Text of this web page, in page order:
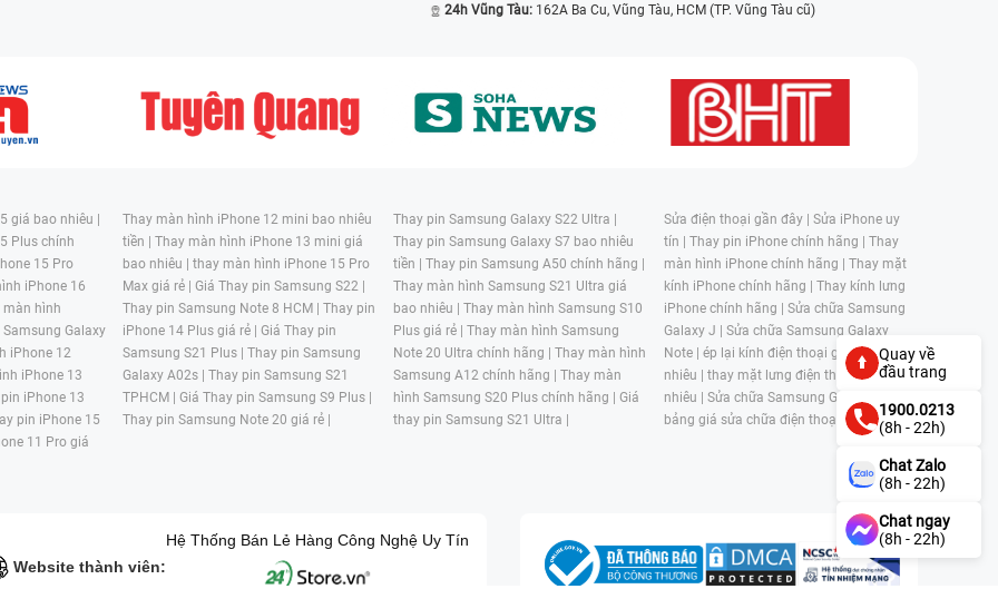
24h Vũng Tàu: 162A Ba Cu, Vũng Tàu, HCM (TP. Vũng Tàu cũ)
giá bao nhiêu |
Plus chính
15 Pro
iPhone 16
màn hình
Galaxy
iPhone 12
iPhone 13
iPhone 13
pin iPhone 15
11 Pro giá
Thay màn hình iPhone 12 mini bao nhiêu
tiền | Thay màn hình iPhone 13 mini giá
bao nhiêu | thay màn hình iPhone 15 Pro
Max giá rẻ | Giá Thay pin Samsung S22 |
Thay pin Samsung Note 8 HCM | Thay pin
iPhone 14 Plus giá rẻ | Giá Thay pin
Samsung S21 Plus | Thay pin Samsung
Galaxy A02s | Thay pin Samsung S21
TPHCM | Giá Thay pin Samsung S9 Plus |
Thay pin Samsung Note 20 giá rẻ |
Thay pin Samsung Galaxy S22 Ultra |
Thay pin Samsung Galaxy S7 bao nhiêu
tiền | Thay pin Samsung A50 chính hãng |
Thay màn hình Samsung S21 Ultra giá
bao nhiêu | Thay màn hình Samsung S10
Plus giá rẻ | Thay màn hình Samsung
Note 20 Ultra chính hãng | Thay màn hình
Samsung A12 chính hãng | Thay màn
hình Samsung S20 Plus chính hãng | Giá
thay pin Samsung S21 Ultra |
Sửa điện thoại gần đây | Sửa iPhone uy
tín | Thay pin iPhone chính hãng | Thay
màn hình iPhone chính hãng | Thay mặt
kính iPhone chính hãng | Thay kính lưng
iPhone chính hãng | Sửa chữa Samsung
Galaxy J | Sửa chữa Samsung Galaxy
Note | ép lại kính điện thoại giá bao
nhiêu | thay mặt lưng điện thoại giá bao
nhiêu | Sửa chữa Samsung Galaxy S |
bảng giá sửa chữa điện thoại samsung |
Website thành viên:
Hệ Thống Bán Lẻ Hàng Công Nghệ Uy Tín
Quay về
đầu trang
1900.0213
(8h - 22h)
Chat Zalo
(8h - 22h)
Chat ngay
(8h - 22h)